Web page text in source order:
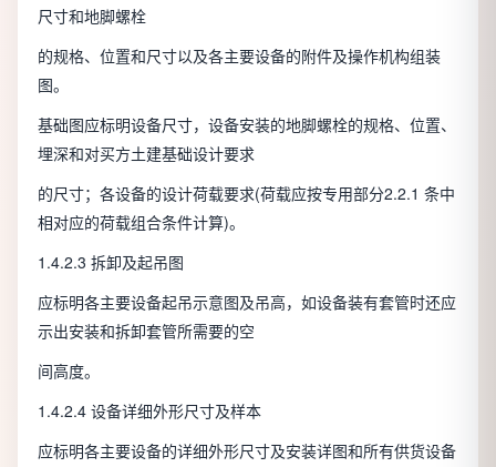
尺寸和地脚螺栓
的规格、位置和尺寸以及各主要设备的附件及操作机构组装
图。
基础图应标明设备尺寸，设备安装的地脚螺栓的规格、位置、
埋深和对买方土建基础设计要求
的尺寸；各设备的设计荷载要求(荷载应按专用部分2.2.1 条中
相对应的荷载组合条件计算)。
1.4.2.3 拆卸及起吊图
应标明各主要设备起吊示意图及吊高，如设备装有套管时还应
示出安装和拆卸套管所需要的空
间高度。
1.4.2.4 设备详细外形尺寸及样本
应标明各主要设备的详细外形尺寸及安装详图和所有供货设备